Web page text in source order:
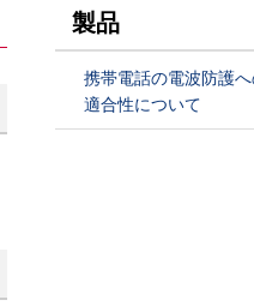
製品
携帯電話の電波防護
適合性について